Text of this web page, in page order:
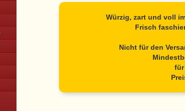
Würzig, zart und voll
Frisch
Nicht für den
für